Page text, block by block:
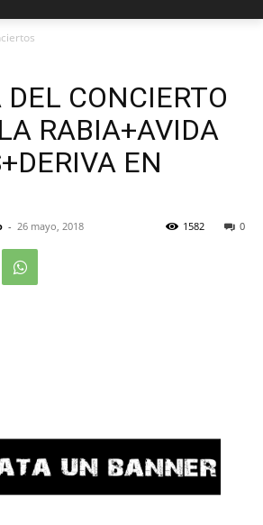
CONCIERTO
RABIA+AVIDA
EN
- 26 mayo, 2018 0
1582